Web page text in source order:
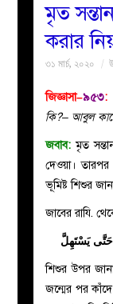
বয়ান
নারীদের
পাতা
ইসলাহী
মজলিস
করুন
মৃত
করার
৩১ মার্চ, ২০২০
জিজ্ঞাসা–৯৫৩:
কি?– আবুল
জবাব: মৃত
দেওয়া।
ভূমিষ্ট শিশুর
জাবের রাযি.
حَتَّى يَسْتَهِلَّ
শিশুর উপর
জন্মের পর